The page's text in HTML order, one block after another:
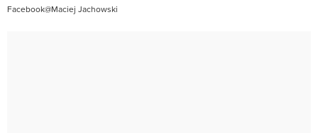
Facebook@Maciej Jachowski